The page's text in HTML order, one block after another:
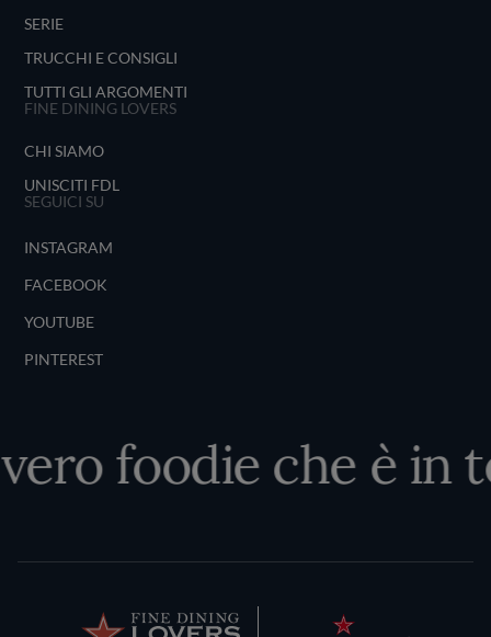
SERIE
TRUCCHI E CONSIGLI
TUTTI GLI ARGOMENTI
FINE DINING LOVERS
CHI SIAMO
UNISCITI FDL
SEGUICI SU
INSTAGRAM
FACEBOOK
YOUTUBE
PINTEREST
foodie che è in